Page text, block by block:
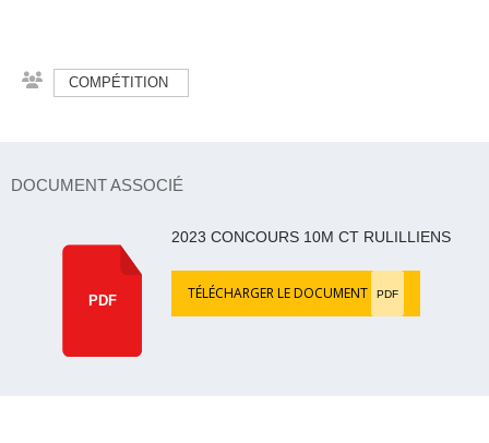
COMPÉTITION
DOCUMENT ASSOCIÉ
PDF
2023 CONCOURS 10M CT RULILLIENS
TÉLÉCHARGER LE DOCUMENT PDF